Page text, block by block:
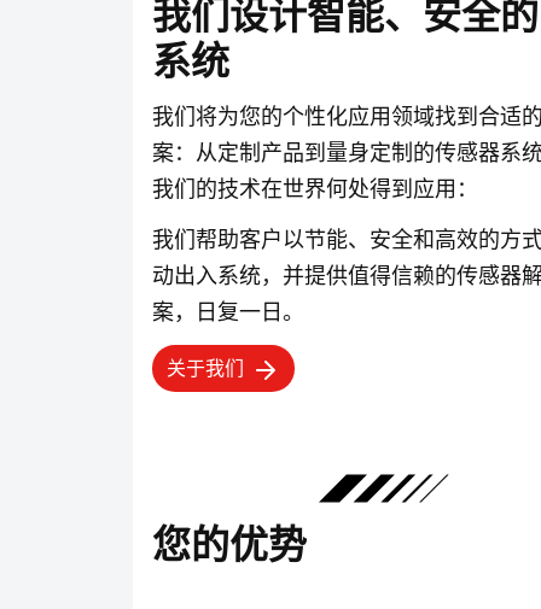
我们设计智能、安全
系统
我们将为您的个性化应用领域找到合适
案：从定制产品到量身定制的传感器系
我们的技术在世界何处得到应用：
我们帮助客户以节能、安全和高效的方
动出入系统，并提供值得信赖的传感器
案，日复一日。
关于我们
您的优势